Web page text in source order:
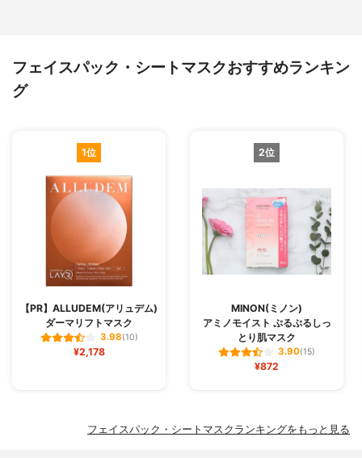
フェイスパック・シートマスクおすすめランキン
グ
1位
【PR】ALLUDEM(アリュデム)
ダーマリフトマスク
3.98(10)
¥2,178
2位
MINON(ミノン)
アミノモイスト ぷるぷるしっ
とり肌マスク
3.90(15)
¥872
フェイスパック・シートマスクランキングをもっと見る